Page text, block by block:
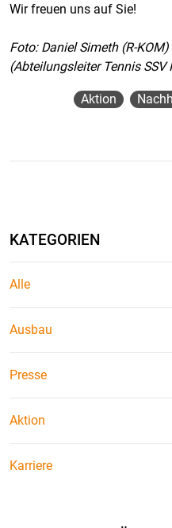
Wir freuen uns auf Sie!
Foto: Daniel Simeth (R-
(Abteilungsleiter Tennis SSV
Aktion
KATEGORIEN
Alle
Ausbau
Presse
Aktion
Karriere